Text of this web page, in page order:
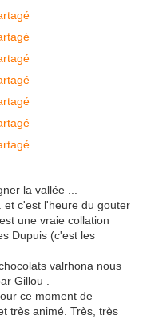
la vallée ...
et c'est l'heure du gouter
une vraie collation
Dupuis (c'est les
valrhona nous
Gillou .
ce moment de
très animé. Très, très